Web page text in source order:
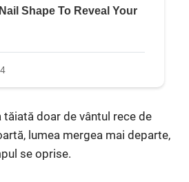
tăiată doar de vântul rece de
lumea mergea mai departe,
se oprise.